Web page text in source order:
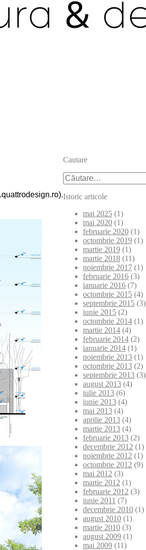
Cautare
Caută
după:
Istoric articole
mai 2025 (1)
mai 2020 (1)
februarie 2020 (1)
octombrie 2019 (1)
martie 2019 (1)
martie 2018 (11)
noiembrie 2017 (1)
februarie 2016 (3)
ianuarie 2016 (7)
octombrie 2015 (4)
septembrie 2015 (3)
iunie 2015 (2)
octombrie 2014 (1)
martie 2014 (4)
februarie 2014 (2)
ianuarie 2014 (1)
noiembrie 2013 (1)
octombrie 2013 (2)
septembrie 2013 (3)
august 2013 (4)
iulie 2013 (6)
iunie 2013 (4)
mai 2013 (4)
aprilie 2013 (4)
martie 2013 (4)
februarie 2013 (2)
decembrie 2012 (1)
noiembrie 2012 (1)
octombrie 2012 (9)
mai 2012 (3)
martie 2012 (1)
februarie 2012 (3)
iunie 2011 (7)
decembrie 2010 (1)
august 2010 (1)
martie 2010 (3)
august 2009 (1)
mai 2009 (11)